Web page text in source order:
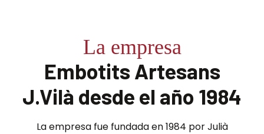
La empresa
Embotits Artesans
J.Vilà desde el año 1984
La empresa fue fundada en 1984 por Julià